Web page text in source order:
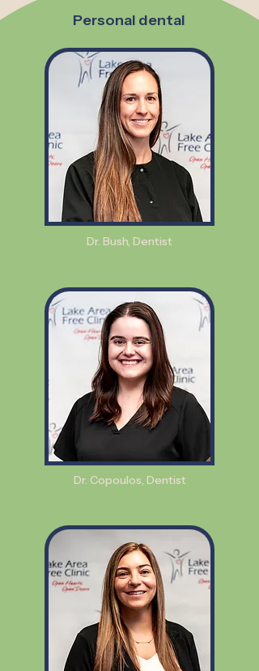
Personal dental
Dr. Bush, Dentist
Dr. Copoulos, Dentist